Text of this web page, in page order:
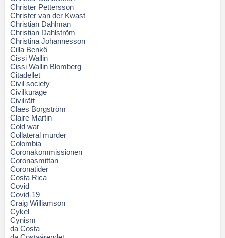
Christer Pettersson
Christer van der Kwast
Christian Dahlman
Christian Dahlström
Christina Johannesson
Cilla Benkö
Cissi Wallin
Cissi Wallin Blomberg
Citadellet
Civil society
Civilkurage
Civilrätt
Claes Borgström
Claire Martin
Cold war
Collateral murder
Colombia
Coronakommissionen
Coronasmittan
Coronatider
Costa Rica
Covid
Covid-19
Craig Williamson
Cykel
Cynism
da Costa